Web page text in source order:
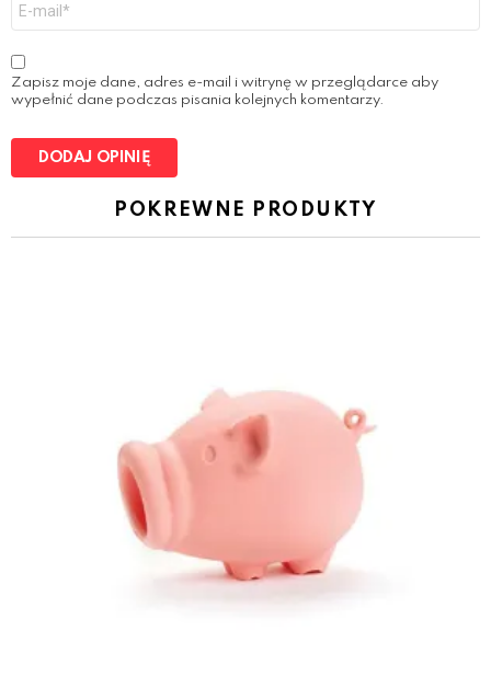
a
m
a
i
l
*
Zapisz moje dane, adres e-mail i witrynę w przeglądarce aby
wypełnić dane podczas pisania kolejnych komentarzy.
POKREWNE PRODUKTY